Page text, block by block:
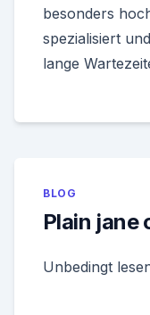
besonders
spezialisiert
lange
BLOG
Plain jane
Unbedingt